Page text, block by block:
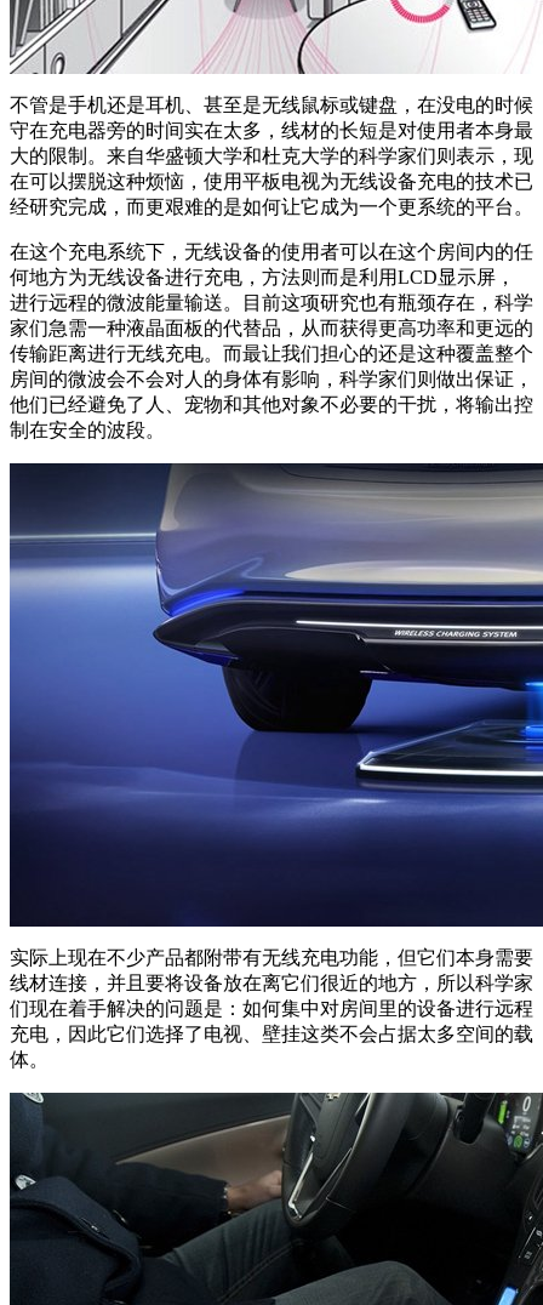
不管是手机还是耳机、甚至是无线鼠标或键盘，在没电的时候
守在充电器旁的时间实在太多，线材的长短是对使用者本身最
大的限制。来自华盛顿大学和杜克大学的科学家们则表示，现
在可以摆脱这种烦恼，使用平板电视为无线设备充电的技术已
经研究完成，而更艰难的是如何让它成为一个更系统的平台。
在这个充电系统下，无线设备的使用者可以在这个房间内的任
何地方为无线设备进行充电，方法则而是利用LCD显示屏，
进行远程的微波能量输送。目前这项研究也有瓶颈存在，科学
家们急需一种液晶面板的代替品，从而获得更高功率和更远的
传输距离进行无线充电。而最让我们担心的还是这种覆盖整个
房间的微波会不会对人的身体有影响，科学家们则做出保证，
他们已经避免了人、宠物和其他对象不必要的干扰，将输出控
制在安全的波段。
实际上现在不少产品都附带有无线充电功能，但它们本身需要
线材连接，并且要将设备放在离它们很近的地方，所以科学家
们现在着手解决的问题是：如何集中对房间里的设备进行远程
充电，因此它们选择了电视、壁挂这类不会占据太多空间的载
体。